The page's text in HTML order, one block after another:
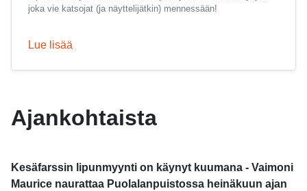
Ajankohtaista
Kesäfarssin lipunmyynti on käynyt kuumana - Vaimoni
Maurice naurattaa Puolalanpuistossa heinäkuun ajan
joka vie katsojat (ja näyttelijätkin) mennessään!
Lue lisää